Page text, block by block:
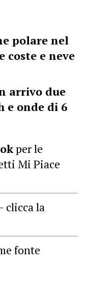
polare nel
coste e neve
arrivo due
e onde di 6
per le
Mi Piace
clicca la
fonte